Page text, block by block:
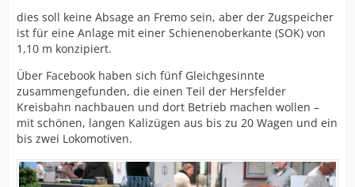
dies soll keine Absage an Fremo sein, aber der Zugspeicher
ist für eine Anlage mit einer Schienenoberkante (SOK) von
1,10 m konzipiert.
Über Facebook haben sich fünf Gleichgesinnte
zusammengefunden, die einen Teil der Hersfelder
Kreisbahn nachbauen und dort Betrieb machen wollen –
mit schönen, langen Kalizügen aus bis zu 20 Wagen und ein
bis zwei Lokomotiven.